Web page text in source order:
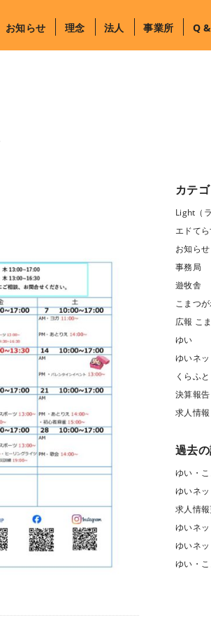
お知らせ 理念 法人 事業所 Q
カテ
Light（
エドて
お知らせ
事務局
遊牧舎
こまつ
広報 こ
ゆい
ゆいネッ
くらふと
決算報告
求人情報
過去
ゆい・
ゆいネ
求人情
ゆいネ
ゆいネ
ゆい・